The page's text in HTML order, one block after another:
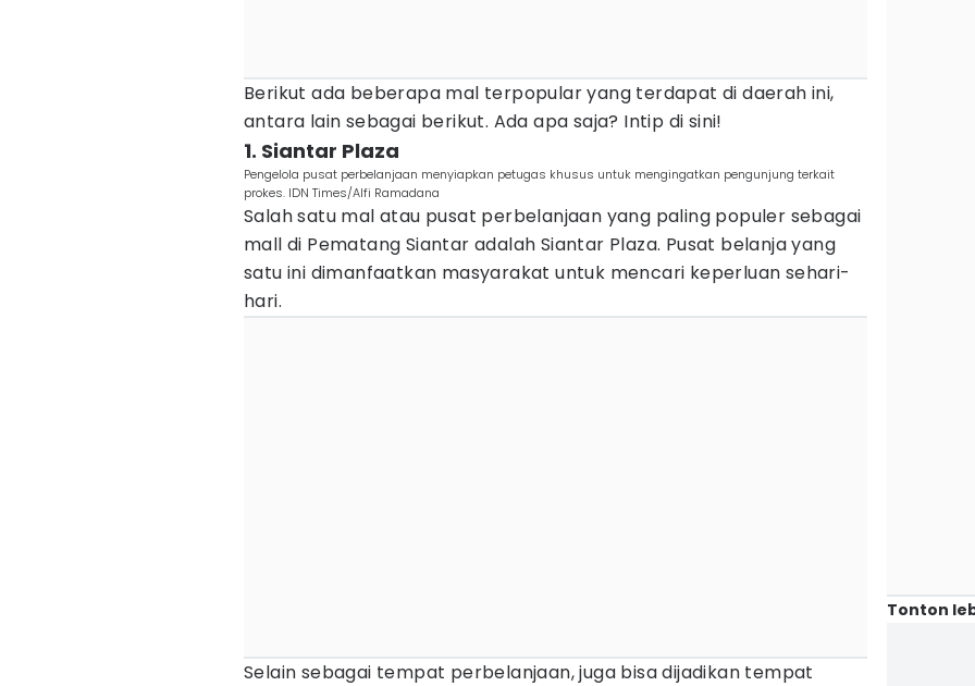
Berikut ada beberapa mal terpopular yang terdapat di daerah ini,
antara lain sebagai berikut. Ada apa saja? Intip di sini!
1. Siantar Plaza
Pengelola pusat perbelanjaan menyiapkan petugas khusus untuk mengingatkan pengunjung terkait
prokes. IDN Times/Alfi Ramadana
Salah satu mal atau pusat perbelanjaan yang paling populer sebagai
mall di Pematang Siantar adalah Siantar Plaza. Pusat belanja yang
satu ini dimanfaatkan masyarakat untuk mencari keperluan sehari-
hari.
Selain sebagai tempat perbelanjaan, juga bisa dijadikan tempat
Tonton